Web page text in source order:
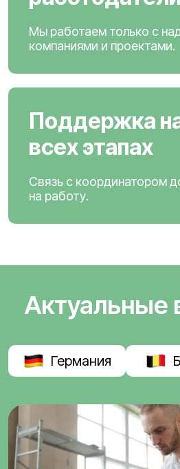
Мы работаем только с
компаниями и проектами.
Поддержка
всех этапах
Связь с координатором
на работу.
Актуальные
Германия